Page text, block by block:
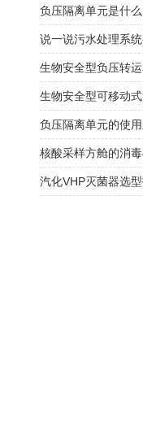
说一说污水处理系
生物安全型可移动
负压隔离单元的使
核酸采样方舱的消
汽化VHP灭菌器选